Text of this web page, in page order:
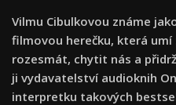
Vilmu Cibulkovou známe
filmovou herečku, která
rozesmát, chytit nás a
ji vydavatelství audioknih
interpretku takových